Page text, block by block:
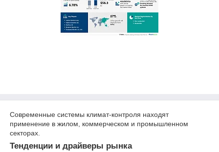
Современные системы климат-контроля находят
применение в жилом, коммерческом и промышленном
секторах.
Тенденции и драйверы рынка